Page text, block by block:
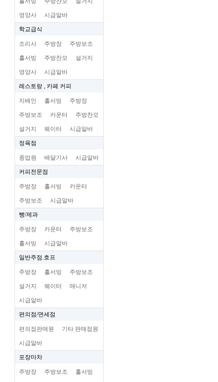
영양사 시급알바
학교급식
조리사 주방장 주방보조
홀서빙 주방찬모 설거지
영양사 시급알바
레스토랑 , 카페 커피
지배인 홀서빙 주방장
주방보조 카운터 주방찬모
설거지 웨이터 시급알바
정육점
종업원 배달기사 시급알바
커피전문점
주방장 홀서빙 카운터
주방보조 시급알바
빵/제과
주방장 카운터 주방보조
홀서빙 시급알바
일반주점.호프
주방장 홀서빙 주방보조
설거지 웨이터 매니저
시급알바
편의점/면세점
편의점판매원 기타 판매점원
시급알바
포장마차
주방장 주방보조 홀서빙